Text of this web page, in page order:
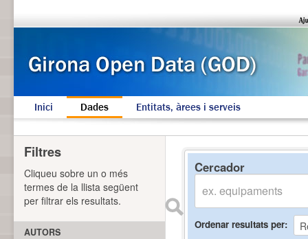
Inici Dades Entitats, àrees i serveis
Cercador
Ordenar resultats per
Filtres
Cliqueu sobre un o més
termes de la llista següent
per filtrar els resultats.
AUTORS